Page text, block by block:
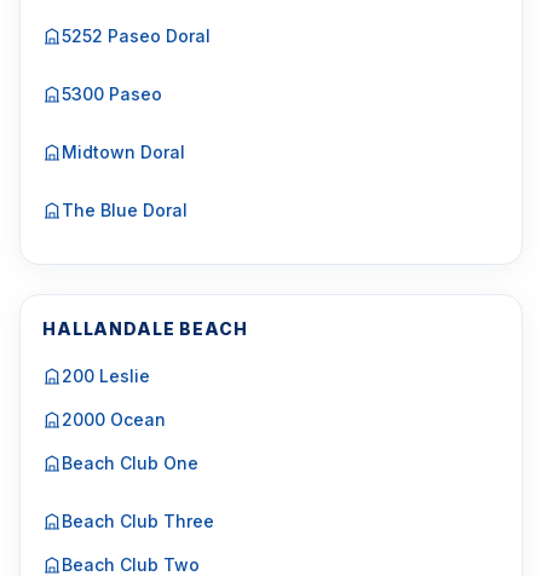
5252 Paseo Doral
5300 Paseo
Midtown Doral
The Blue Doral
HALLANDALE BEACH
200 Leslie
2000 Ocean
Beach Club One
Beach Club Three
Beach Club Two